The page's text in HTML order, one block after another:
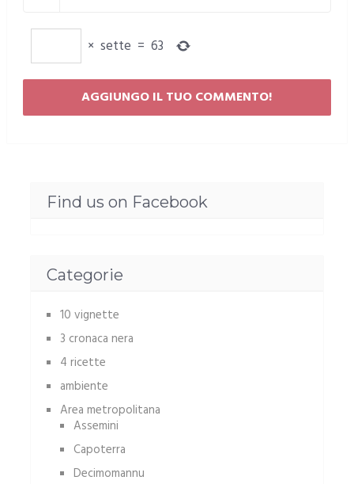
× sette = 63
Find us on Facebook
Categorie
10 vignette
3 cronaca nera
4 ricette
ambiente
Area metropolitana
Assemini
Capoterra
Decimomannu